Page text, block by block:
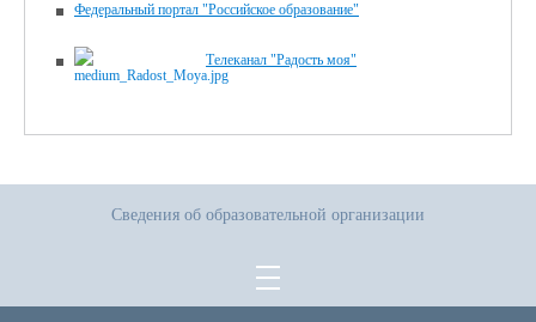
Федеральный портал "Российское образование"
Телеканал "Радость моя"
Сведения об образовательной организации